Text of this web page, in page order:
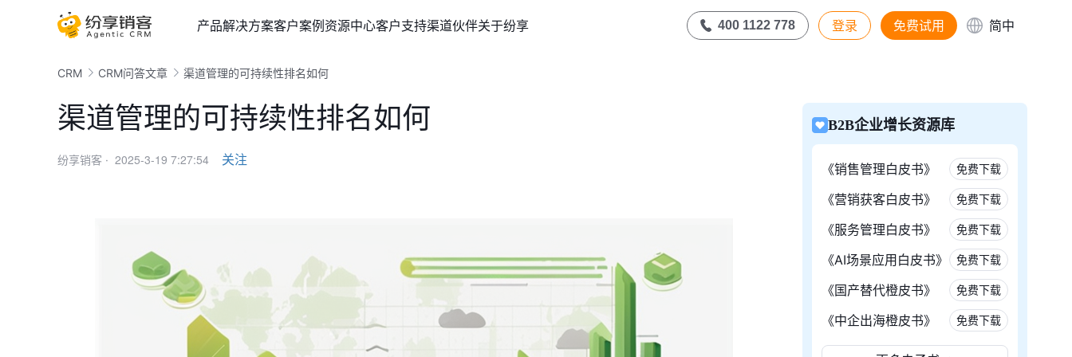
产品解决方案客户案例资源中心客户支持渠道伙伴关于纷享 400 1122 778 登录 免费试用 简中
CRM CRM问答文章 渠道管理的可持续性排名如何
渠道管理的可持续性排名如何
纷享销客 · 2025-3-19 7:27:54 关注
B2B企业增长资源库
《销售管理白皮书》 免费下载
《营销获客白皮书》 免费下载
《服务管理白皮书》 免费下载
《AI场景应用白皮书》 免费下载
《国产替代橙皮书》 免费下载
《中企出海橙皮书》 免费下载